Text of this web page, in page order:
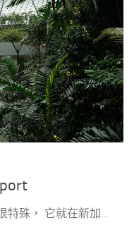
殊， 它就在新加...